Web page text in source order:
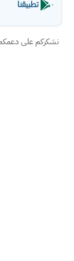
تطبيقنا
نشكركم على دعمكم